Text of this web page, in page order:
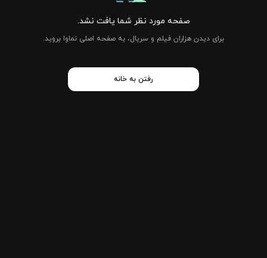
صفحه مورد نظر شما یافت نشد.
برای دیدن هزاران فیلم و سریال، به صفحه اصلی نماوا بروید.
رفتن به خانه